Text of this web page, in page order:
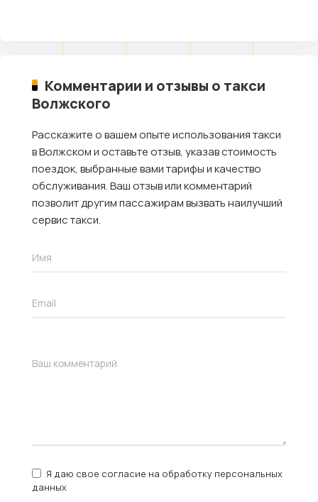
Комментарии и отзывы о такси
Волжского
Расскажите о вашем опыте использования такси
в Волжском и оставьте отзыв, указав стоимость
поездок, выбранные вами тарифы и качество
обслуживания. Ваш отзыв или комментарий
позволит другим пассажирам вызвать наилучший
сервис такси.
Я даю свое согласие на обработку персональных
данных